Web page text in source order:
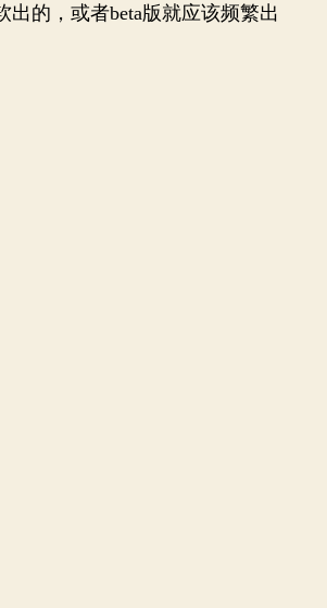
出的，或者beta版就应该频繁出